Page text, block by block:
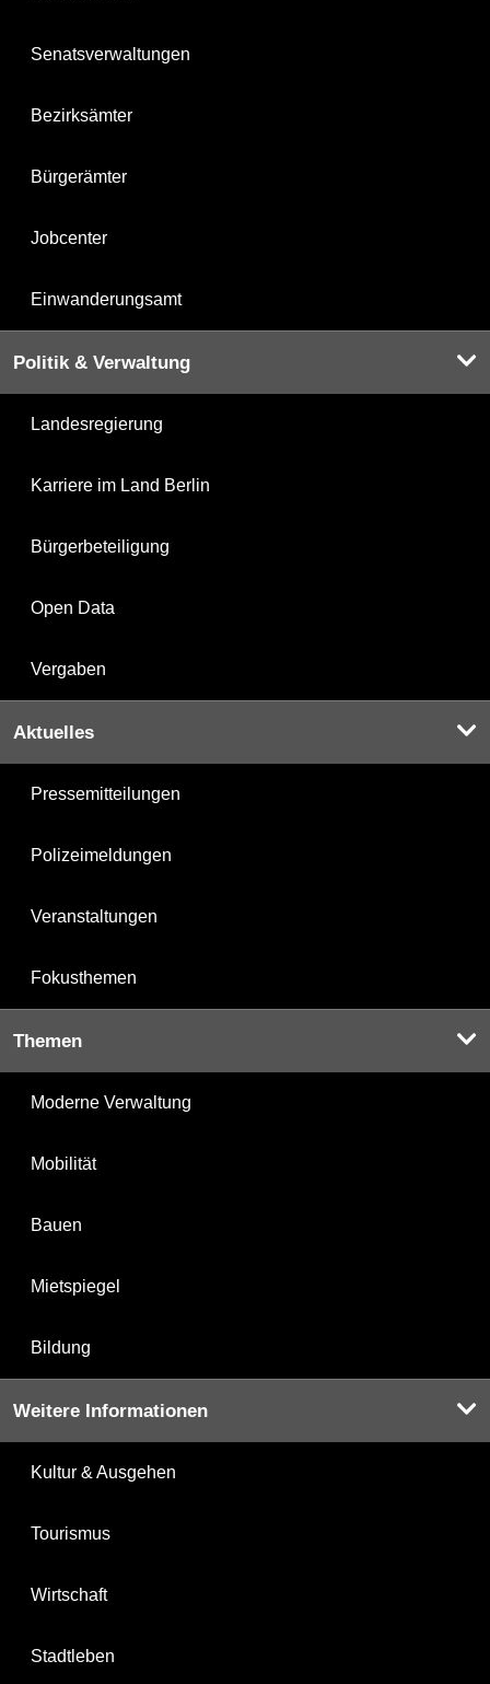
Senatsverwaltungen
Bezirksämter
Bürgerämter
Jobcenter
Einwanderungsamt
Politik & Verwaltung
Landesregierung
Karriere im Land Berlin
Bürgerbeteiligung
Open Data
Vergaben
Aktuelles
Pressemitteilungen
Polizeimeldungen
Veranstaltungen
Fokusthemen
Themen
Moderne Verwaltung
Mobilität
Bauen
Mietspiegel
Bildung
Weitere Informationen
Kultur & Ausgehen
Tourismus
Wirtschaft
Stadtleben